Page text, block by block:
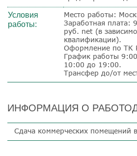
Условия
работы:
Место работы:
Заработная плата:
руб. net (в
квалификации).
Оформление по ТК
График работы
10:00 до 19:00.
Трансфер до/от
ИНФОРМАЦИЯ О
Сдача коммерческих помещений